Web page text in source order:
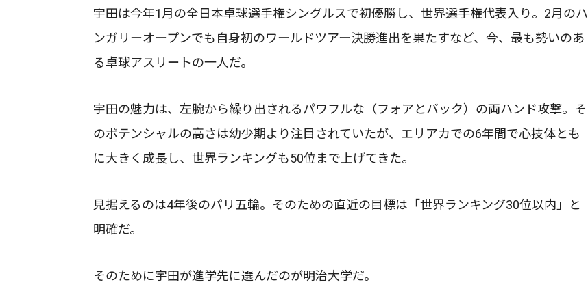
宇田は今年1月の全日本卓球選手権シングルスで初優勝し、世界選手権代表入り。2月のハ
ンガリーオープンでも自身初のワールドツアー決勝進出を果たすなど、今、最も勢いのあ
る卓球アスリートの一人だ。
宇田の魅力は、左腕から繰り出されるパワフルな（フォアとバック）の両ハンド攻撃。そ
のポテンシャルの高さは幼少期より注目されていたが、エリアカでの6年間で心技体とも
に大きく成長し、世界ランキングも50位まで上げてきた。
見据えるのは4年後のパリ五輪。そのための直近の目標は「世界ランキング30位以内」と
明確だ。
そのために宇田が進学先に選んだのが明治大学だ。